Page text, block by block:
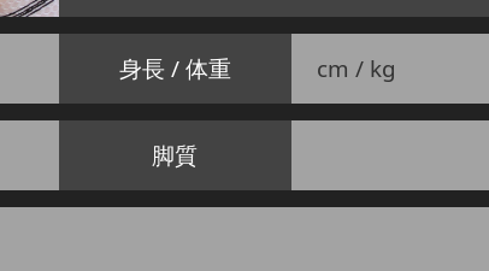
身長 / 体重 cm / kg
脚質